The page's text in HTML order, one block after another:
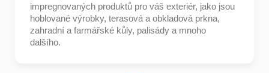
impregnovaných produktů pro váš exteriér, jako jsou
hoblované výrobky, terasová a obkladová prkna,
zahradní a farmářské kůly, palisády a mnoho
dalšího.